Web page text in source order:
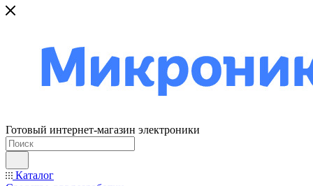
Готовый интернет-магазин электроники
Каталог